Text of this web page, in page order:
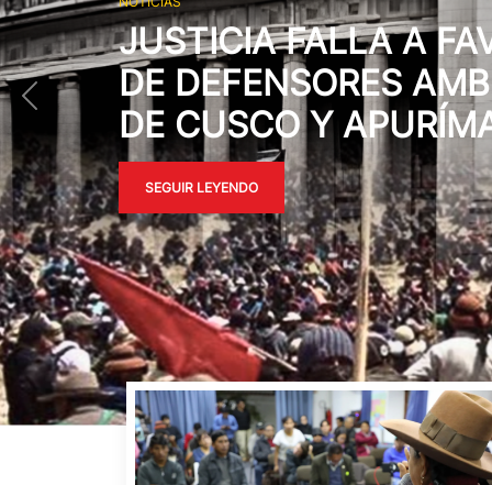
ONU EMITE
CONJUNTO POR
DE ANTAMINA EN
SEGUIR LEYENDO